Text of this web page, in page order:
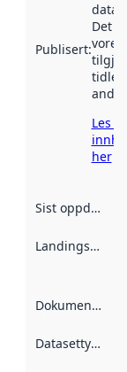
Publisert:
Det
vore
andre
Les
her
Sist oppdatert
Landingsside
Dokumentasjon
Datasettype